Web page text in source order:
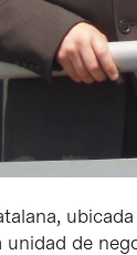
unidad de